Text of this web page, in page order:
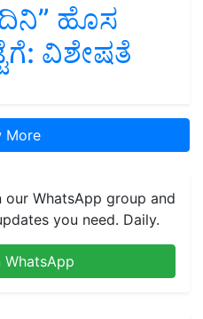
ಹೊಸ
ವಿಶೇಷತೆ
More
our WhatsApp group and
you need. Daily.
WhatsApp